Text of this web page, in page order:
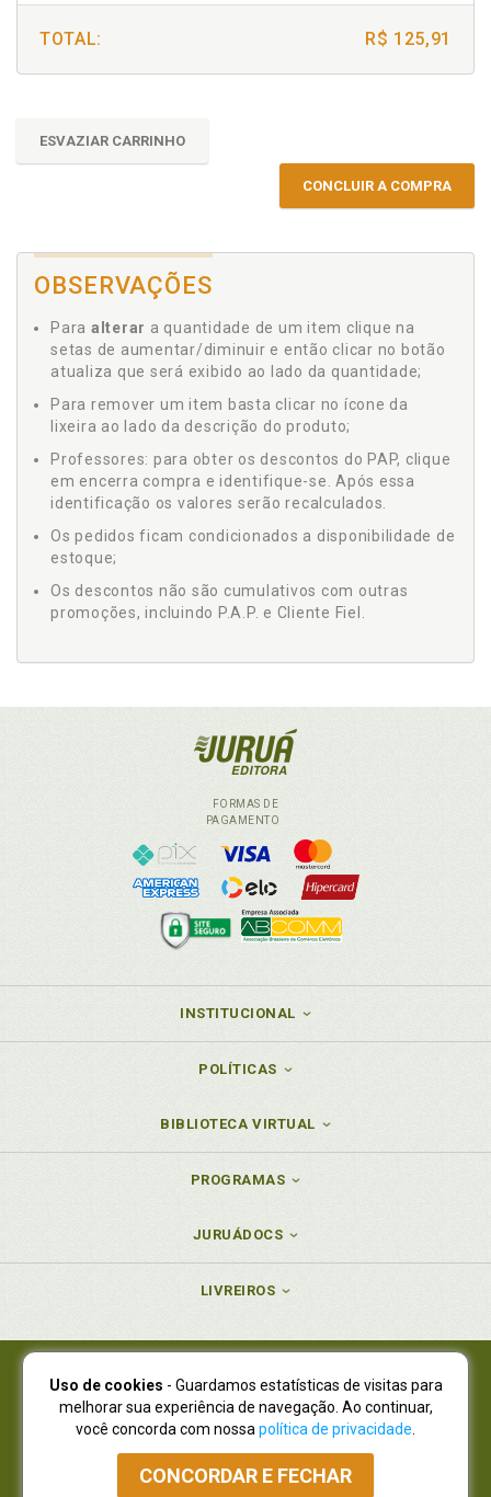
TOTAL: R$ 125,91
ESVAZIAR CARRINHO
CONCLUIR A COMPRA
OBSERVAÇÕES
Para alterar a quantidade de um item clique na
setas de aumentar/diminuir e então clicar no botão
atualiza que será exibido ao lado da quantidade;
Para remover um item basta clicar no ícone da
lixeira ao lado da descrição do produto;
Professores: para obter os descontos do PAP, clique
em encerra compra e identifique-se. Após essa
identificação os valores serão recalculados.
Os pedidos ficam condicionados a disponibilidade de
estoque;
Os descontos não são cumulativos com outras
promoções, incluindo P.A.P. e Cliente Fiel.
FORMAS DE
PAGAMENTO
INSTITUCIONAL
POLÍTICAS
BIBLIOTECA VIRTUAL
PROGRAMAS
JURUÁDOCS
LIVREIROS
Juruá Editora Ltda., CNPJ 77.535.508/0001-19
Juruá Informática Ltda., CNPJ 01.701.561/0001-80
NOVO ENDEREÇO:R. Flávio Dallegrave, 7665, São Lourenço |
Curitiba - Paraná - CEP 82210-310
Atendimento: (41) 4009-3900|Vendas Atacado: (41) 4009-3939
Uso de cookies - Guardamos estatísticas de visitas para
melhorar sua experiência de navegação. Ao continuar,
você concorda com nossa política de privacidade
CONCORDAR E FECHAR